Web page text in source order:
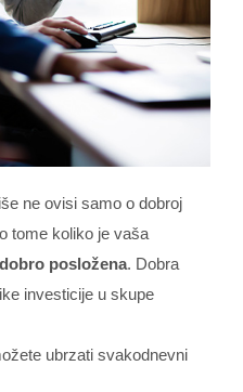
ne ovisi samo o dobroj
tome koliko je vaša
posložena. Dobra
investicije u skupe
ubrzati svakodnevni